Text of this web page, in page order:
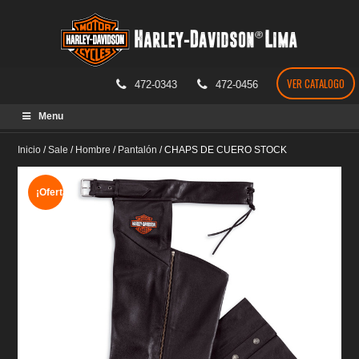
472-0343 472-0456 VER CATALOGO
Menu
Inicio /Sale / Hombre / Pantalón /CHAPS DE CUERO STOCK
¡Oferta!